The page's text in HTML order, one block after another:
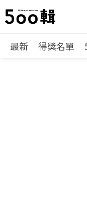
最新 得獎名單